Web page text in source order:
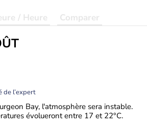
/ Heure Comparer
de l’expert
Bay, l'atmosphère sera instable.
évolueront entre 17 et 22°C.